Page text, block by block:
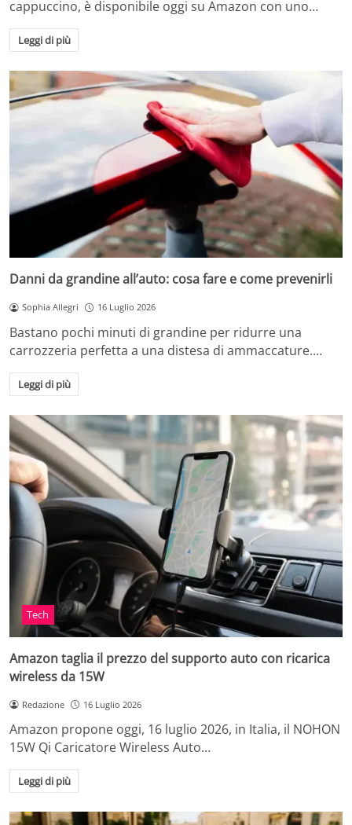
cappuccino, è disponibile oggi su Amazon con uno…
Leggi di più
Danni da grandine all’auto: cosa fare e come prevenirli
Sophia Allegri 16 Luglio 2026
Bastano pochi minuti di grandine per ridurre una
carrozzeria perfetta a una distesa di ammaccature.…
Leggi di più
Tech
Amazon taglia il prezzo del supporto auto con ricarica
wireless da 15W
Redazione 16 Luglio 2026
Amazon propone oggi, 16 luglio 2026, in Italia, il NOHON
15W Qi Caricatore Wireless Auto…
Leggi di più